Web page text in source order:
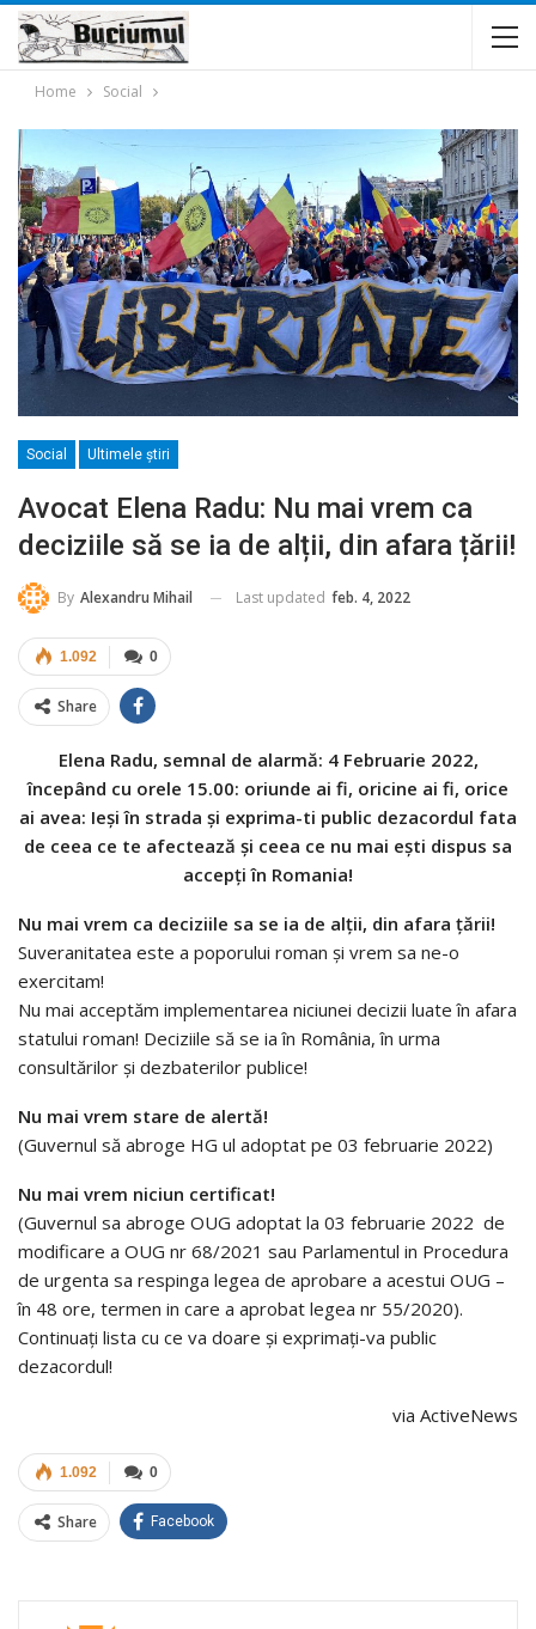
Home Social
Social Ultimele ştiri
Avocat Elena Radu: Nu mai vrem ca
deciziile să se ia de alții, din afara țării!
By Alexandru Mihail Last updated feb. 4, 2022
0
1.092
Share
Elena Radu, semnal de alarmă: 4 Februarie 2022,
începând cu orele 15.00: oriunde ai fi, oricine ai fi, orice
ai avea: Ieși în strada și exprima-ti public dezacordul fata
de ceea ce te afectează și ceea ce nu mai ești dispus sa
accepți în Romania!
Nu mai vrem ca deciziile sa se ia de alții, din afara țării!
Suveranitatea este a poporului roman și vrem sa ne-o
exercitam!
Nu mai acceptăm implementarea niciunei decizii luate în afara
statului roman! Deciziile să se ia în România, în urma
consultărilor și dezbaterilor publice!
Nu mai vrem stare de alertă!
(Guvernul să abroge HG ul adoptat pe 03 februarie 2022)
Nu mai vrem niciun certificat!
(Guvernul sa abroge OUG adoptat la 03 februarie 2022 de
modificare a OUG nr 68/2021 sau Parlamentul in Procedura
de urgenta sa respinga legea de aprobare a acestui OUG –
în 48 ore, termen in care a aprobat legea nr 55/2020).
Continuați lista cu ce va doare și exprimați-va public
dezacordul!
via ActiveNews
0
1.092
Share Facebook